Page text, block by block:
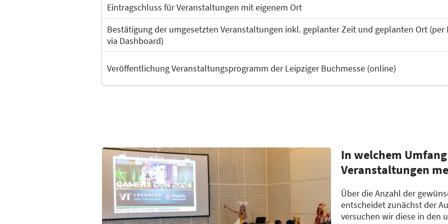
Sachbuch)
Halle 2: Forum
Sachbuch: Wissen
Sachbuch +
Halle 4: Forum
Sachbuch
Halle 5: Forum
Lesereise
(bisher: Forum
Eintragschluss für Veranstaltungen mit eigenem Ort
Bestätigung der umgesetzten Veranstaltungen inkl. geplanter Zeit und geplanten Ort (per
via Dashboard)
Veröffentlichung Veranstaltungsprogramm der Leipziger Buchmesse (online)
In welchem
Veranstaltungen
Über die Anzahl der
entscheidet zunächst der
versuchen wir diese in den